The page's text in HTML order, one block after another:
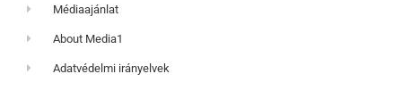
Médiaajánlat
About Media1
Adatvédelmi irányelvek